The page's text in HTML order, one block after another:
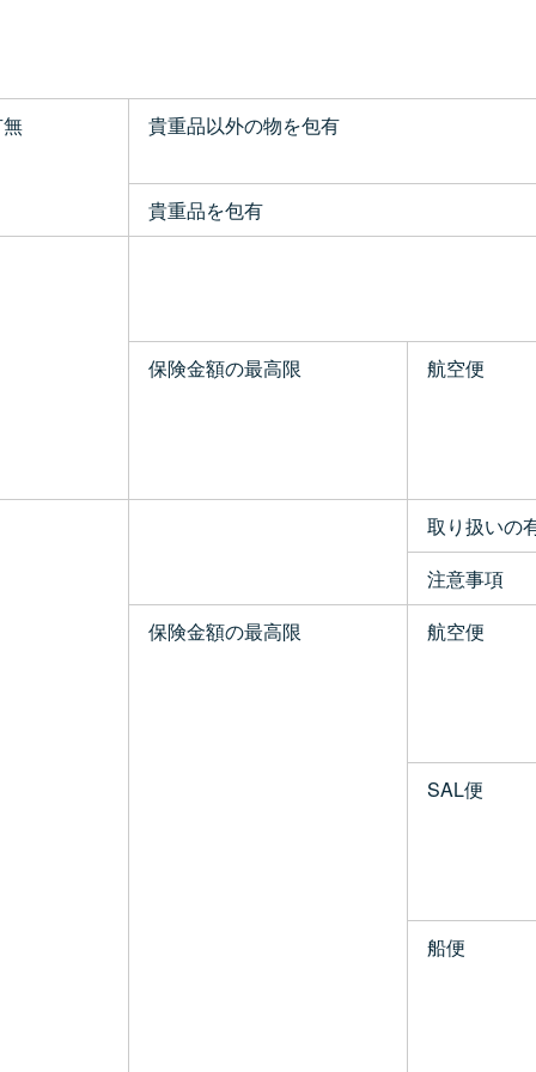
貴重品以外の物を包有
貴重品を包有
保険金額の最高限 航空便
取り扱いの
注意事項
保険金額の最高限
航空便
SAL便
船便